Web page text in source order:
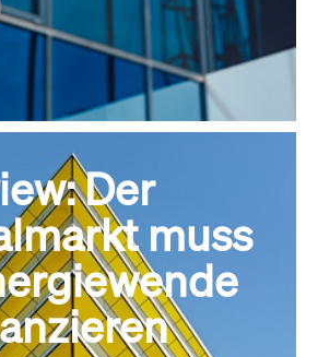
Der
muss